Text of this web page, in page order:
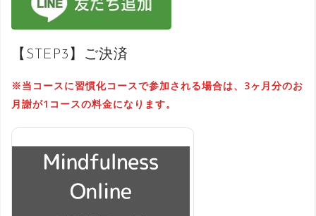
【STEP3】ご決済
※当コースに習慣化コースで参加される場合は、3ヶ月分のお
月謝が1コースの料金になります。